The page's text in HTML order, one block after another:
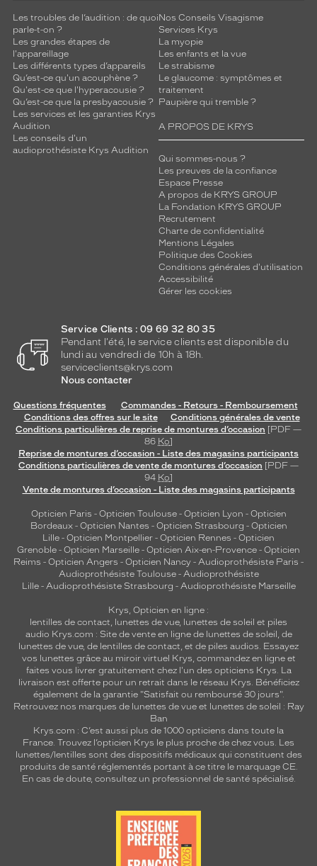
Les troubles de l’audition : de quoi
parle-t-on ?
Les grandes étapes de
l'appareillage
Les différents types d’appareils
Qu’est-ce qu'un acouphène ?
Qu'est-ce que l'hyperacousie ?
Qu’est-ce que la presbyacousie ?
Les services et les garanties Krys
Audition
Les conseils d'un
audioprothésiste Krys Audition
Nos Conseils Visagisme
Services Krys
La myopie
Les enfants et la vue
Le strabisme
Le glaucome : symptômes et
traitement
Paupière qui tremble ?
A PROPOS DE KRYS
Qui sommes-nous ?
Les preuves de la confiance
Espace Presse
A propos de KRYS GROUP
La Fondation KRYS GROUP
Recrutement
Charte de confidentialité
Mentions Légales
Politique des Cookies
Conditions générales d'utilisation
Accessibilité
Gérer les cookies
Service Clients : 09 69 32 80 35
Pendant l'été, le service clients est disponible du
lundi au vendredi de 10h à 18h.
serviceclients@krys.com
Nous contacter
Questions fréquentes
Commandes - Retours - Remboursement
Conditions des offres sur le site
Conditions générales de vente
Conditions particulières de reprise de montures d’occasion [PDF —
86 Ko]
Reprise de montures d’occasion - Liste des magasins participants
Conditions particulières de vente de montures d’occasion [PDF —
94 Ko]
Vente de montures d’occasion - Liste des magasins participants
Opticien Paris - Opticien Toulouse- Opticien Lyon - Opticien
Bordeaux- Opticien Nantes - Opticien Strasbourg - Opticien
Lille - Opticien Montpellier - Opticien Rennes - Opticien
Grenoble - Opticien Marseille - Opticien Aix-en-Provence - Opticien
Reims - Opticien Angers - Opticien Nancy - Audioprothésiste Paris -
Audioprothésiste Toulouse- Audioprothésiste
Lille- Audioprothésiste Strasbourg - Audioprothésiste Marseille
Krys, Opticien en ligne :
lentilles de contact, lunettes de vue, lunettes de soleil et piles
audio Krys.com : Site de vente en ligne de lunettes de soleil, de
lunettes de vue, de lentilles de contact, et de piles audios. Essayez
vos lunettes grâce au miroir virtuel Krys, commandez en ligne et
faites vous livrer gratuitement chez l'un des opticiens Krys. La
livraison est offerte pour un retrait dans le réseau Krys. Bénéficiez
également de la garantie "Satisfait ou remboursé 30 jours".
Retrouvez nos marques de lunettes de vue et lunettes de soleil : Ray
Ban
Krys.com : C’est aussi plus de 1000 opticiens dans toute la
France. Trouvez l’opticien Krys le plus proche de chez vous. Les
lunettes/lentilles sont des dispositifs médicaux qui constituent des
produits de santé réglementés portant à ce titre le marquage CE.
En cas de doute, consultez un professionnel de santé spécialisé.